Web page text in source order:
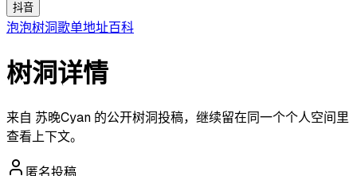
抖音
泡泡树洞歌单地址百科
树洞详情
来自 苏晚Cyan 的公开树洞投稿，继续留在同一个个人空间里
查看上下文。
匿名投稿